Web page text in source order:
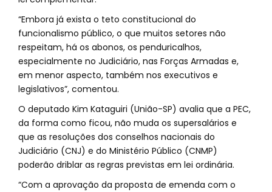
“Embora já exista o teto constitucional do
funcionalismo público, o que muitos setores não
respeitam, há os abonos, os penduricalhos,
especialmente no Judiciário, nas Forças Armadas e,
em menor aspecto, também nos executivos e
legislativos”, comentou.
O deputado Kim Kataguiri (União-SP) avalia que a PEC,
da forma como ficou, não muda os supersalários e
que as resoluções dos conselhos nacionais do
Judiciário (CNJ) e do Ministério Público (CNMP)
poderão driblar as regras previstas em lei ordinária.
“Com a aprovação da proposta de emenda com o